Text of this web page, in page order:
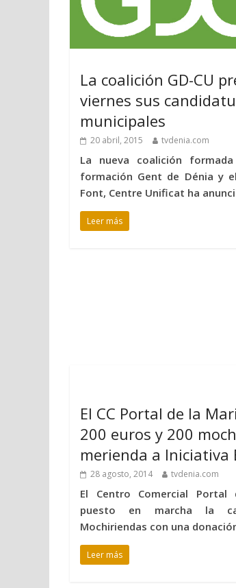
La coalición GD-CU
viernes sus
municipales
20 abril, 2015 tvdenia.com
La nueva coalición
formación Gent de Dénia y
Font, Centre Unificat ha
Leer más
El CC Portal de la
200 euros y 200
merienda a Iniciativa
28 agosto, 2014 tvdenia.com
El Centro Comercial
puesto en marcha la
Mochiriendas con una
Leer más